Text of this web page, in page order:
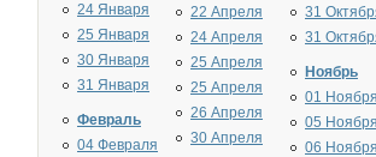
24 Января
25 Января
30 Января
31 Января
Февраль
04 Февраля
22 Апреля
24 Апреля
25 Апреля
25 Апреля
26 Апреля
30 Апреля
31
31
Ноябрь
01 Ноября
05 Ноября
06 Ноября